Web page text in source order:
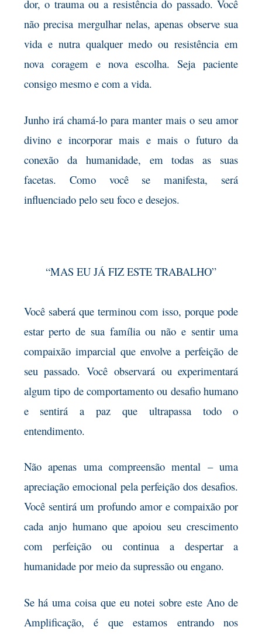
dor, o trauma ou a resistência do passado. Você
não precisa mergulhar nelas, apenas observe sua
vida e nutra qualquer medo ou resistência em
nova coragem e nova escolha. Seja paciente
consigo mesmo e com a vida.
Junho irá chamá-lo para manter mais o seu amor
divino e incorporar mais e mais o futuro da
conexão da humanidade, em todas as suas
facetas. Como você se manifesta, será
influenciado pelo seu foco e desejos.
“MAS EU JÁ FIZ ESTE TRABALHO”
Você saberá que terminou com isso, porque pode
estar perto de sua família ou não e sentir uma
compaixão imparcial que envolve a perfeição de
seu passado. Você observará ou experimentará
algum tipo de comportamento ou desafio humano
e sentirá a paz que ultrapassa todo o
entendimento.
Não apenas uma compreensão mental – uma
apreciação emocional pela perfeição dos desafios.
Você sentirá um profundo amor e compaixão por
cada anjo humano que apoiou seu crescimento
com perfeição ou continua a despertar a
humanidade por meio da supressão ou engano.
Se há uma coisa que eu notei sobre este Ano de
Amplificação, é que estamos entrando nos